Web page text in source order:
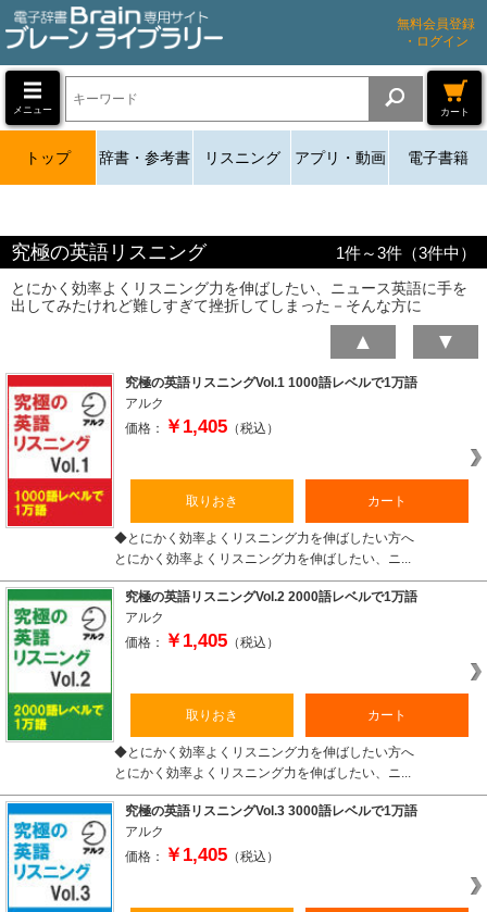
無料会員登録
・ログイン
メニュー カート
トップ 辞書・参考書 リスニング アプリ・動画 電子書籍
究極の英語リスニング 1件～3件（3件中）
とにかく効率よくリスニング力を伸ばしたい、ニュース英語に手を
出してみたけれど難しすぎて挫折してしまった－そんな方に
▲ ▼
究極の英語リスニングVol.1 1000語レベルで1万語
アルク
価格：
￥1,405 （税込）
取りおき カート
◆とにかく効率よくリスニング力を伸ばしたい方へ
とにかく効率よくリスニング力を伸ばしたい、ニ...
究極の英語リスニングVol.2 2000語レベルで1万語
アルク
価格：
￥1,405 （税込）
取りおき カート
◆とにかく効率よくリスニング力を伸ばしたい方へ
とにかく効率よくリスニング力を伸ばしたい、ニ...
究極の英語リスニングVol.3 3000語レベルで1万語
アルク
価格：
￥1,405 （税込）